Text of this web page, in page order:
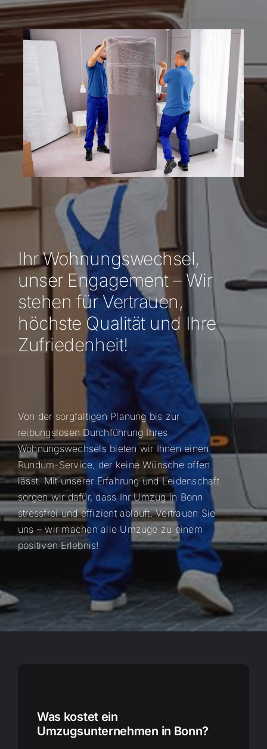
Ihr Wohnungswechsel,
unser Engagement – Wir
stehen für Vertrauen,
höchste Qualität und Ihre
Zufriedenheit!
Von der sorgfältigen Planung bis zur
reibungslosen Durchführung Ihres
Wohnungswechsels bieten wir Ihnen einen
Rundum-Service, der keine Wünsche offen
lässt. Mit unserer Erfahrung und Leidenschaft
sorgen wir dafür, dass Ihr Umzug in Bonn
stressfrei und effizient abläuft. Vertrauen Sie
uns – wir machen alle Umzüge zu einem
positiven Erlebnis!
Was kostet ein
Umzugsunternehmen in Bonn?